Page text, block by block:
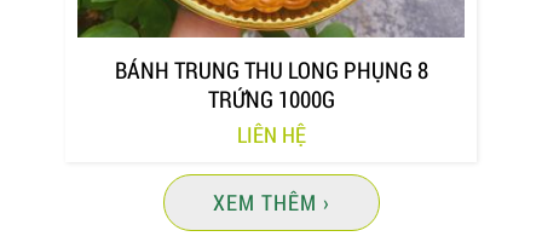
BÁNH TRUNG THU LONG PHỤNG 8
TRỨNG 1000G
LIÊN HỆ
XEM THÊM ›